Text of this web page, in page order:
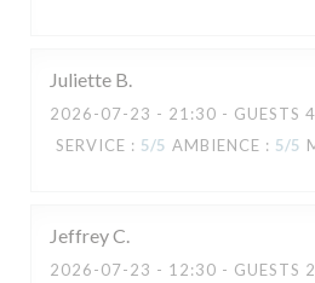
Juliette B
2026-07-23 - 21:30 - GUESTS 4
SERVICE : 5/5 AMBIENCE : 5/5
JeffreyC
2026-07-23 - 12:30 - GUESTS 2